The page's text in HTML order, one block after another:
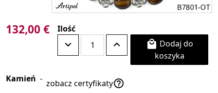
132,00 € Ilość

koszyka
Kamień - zobacz certyfikaty